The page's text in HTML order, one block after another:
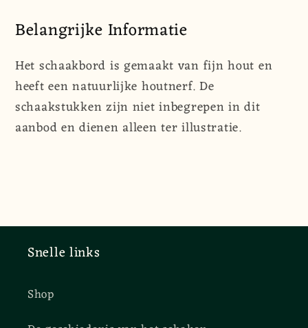
Belangrijke Informatie
Het schaakbord is gemaakt van fijn hout en
heeft een natuurlijke houtnerf. De
schaakstukken zijn niet inbegrepen in dit
aanbod en dienen alleen ter illustratie.
Snelle links
Shop